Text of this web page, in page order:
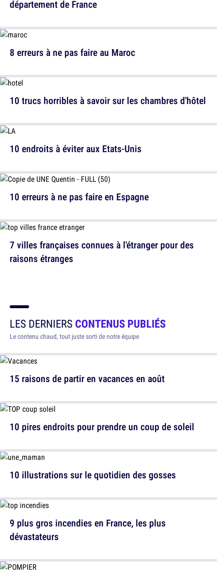
8 erreurs à ne pas faire au Maroc
10 endroits à éviter aux Etats-Unis
7 villes françaises connues à l'étranger pour des
raisons étranges
département de France
10 trucs horribles à savoir sur les chambres d'hôtel
10 erreurs à ne pas faire en Espagne
LES DERNIERS CONTENUS PUBLIÉS
Le contenu chaud, tout juste sorti de notre équipe
15 raisons de partir en vacances en août
10 illustrations sur le quotidien des gosses
10 pires endroits pour prendre un coup de soleil
9 plus gros incendies en France, les plus
dévastateurs